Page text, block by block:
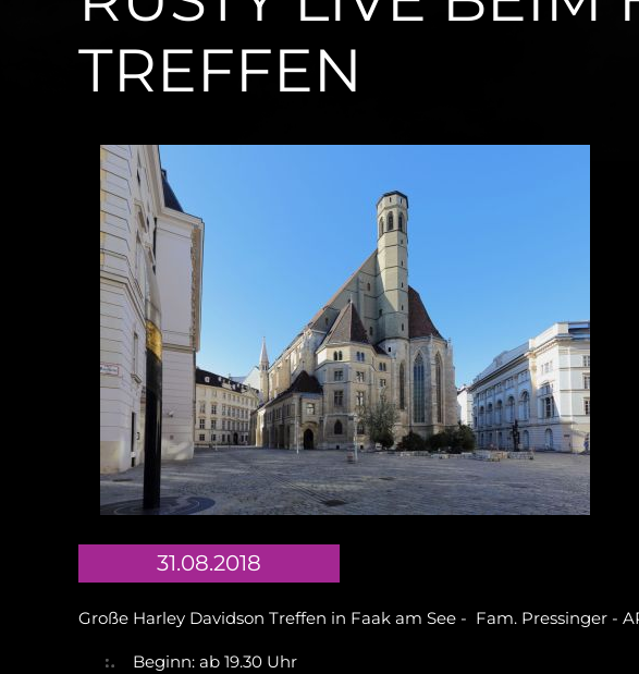
TREFFEN
31.08.2018
Große Harley Davidson Treffen in Faak am See - Fam. Pressinger -
Beginn: ab 19.30 Uhr